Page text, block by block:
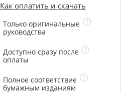
Как оплатить и скачать
Только оригинальные
руководства
Доступно сразу после
оплаты
Полное соответствие
бумажным изданиям